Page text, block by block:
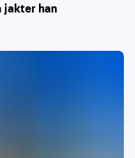
jakter han